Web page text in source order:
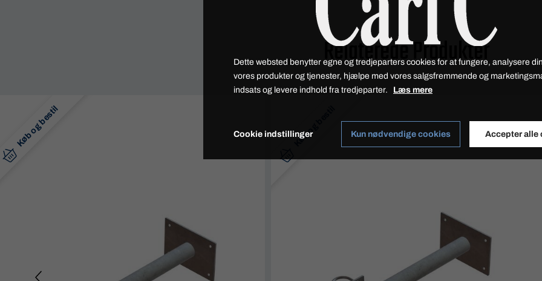
Relaterede Produkter
Køb og bestil Køb og bestil
Dette websted benytter egne og tredjeparters cookies for at fungere, analysere
vores produkter og tjenester, hjælpe med vores salgsfremmende og
indsats og levere indhold fra tredjeparter. Læs mere
Cookie indstillinger Kun nødvendige cookies Accepter alle